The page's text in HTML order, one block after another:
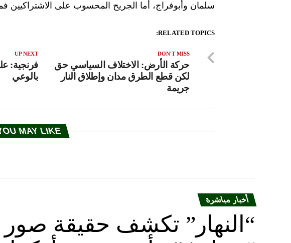
سلمان وأبوفراج، أما الجريح المحسوب على الاشتراكيين
RELATED TOPICS:
UP NEXT
فرنجية:
بالوعي
DON'T MISS
حركة الأرض: الاختلاف السياسي حق
لكن قطع الطرق مدان وإطلاق النار
جريمة
MAY LIKE
أخبار مباشرة
“النهار” تكشف حقيقة